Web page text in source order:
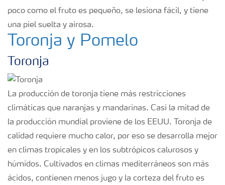
poco como el fruto es pequeño, se lesiona fácil, y tiene
una piel suelta y airosa.
Toronja y Pomelo
Toronja
La producción de toronja tiene más restricciones
climáticas que naranjas y mandarinas. Casi la mitad de
la producción mundial proviene de los EEUU. Toronja de
calidad requiere mucho calor, por eso se desarrolla mejor
en climas tropicales y en los subtrópicos calurosos y
húmidos. Cultivados en climas mediterráneos son más
ácidos, contienen menos jugo y la corteza del fruto es